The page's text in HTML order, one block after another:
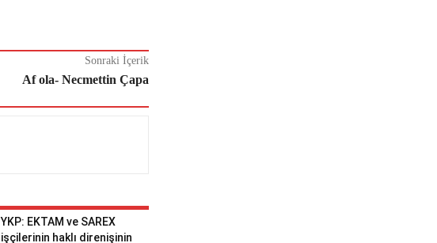
Sonraki İçerik
Af ola- Necmettin Çapa
YKP: EKTAM ve SAREX
işçilerinin haklı direnişinin